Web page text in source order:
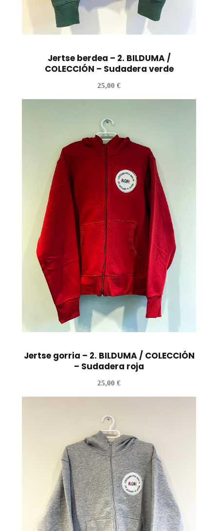
Jertse berdea – 2. BILDUMA /
COLECCIÓN – Sudadera verde
25,00 €
Jertse gorria – 2. BILDUMA / COLECCIÓN
– Sudadera roja
25,00 €